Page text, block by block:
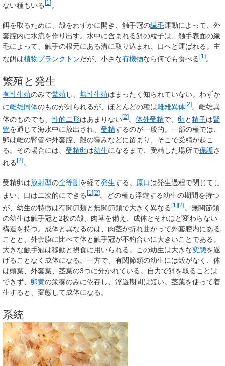
ない種もいる [1 ] 。
餌を取るために、殻をわずかに開き、触手冠の繊毛運動によって、外
套腔内に水流を作り出す。水中に含まれる餌の粒子は、触手表面の繊
毛によって、触手の根元にある溝に取り込まれ、口へと運ばれる。主
な餌は植物プランクトンだが、小さな有機物なら何でも食べる[1 ]。
繁殖と発生
有性生殖のみで繁殖 し、 無性生殖はまったく知られていない。わずか
に雌雄同体のものが知られるが、ほとんどの種は雌雄異体[2]。雌雄異
体のものでも、性的二形はあまりない[2] 体外受精で、 卵 と精子は腎
管を通じて海水中に放出され、 受精するのが一般的。一部の種では、
卵は雌の腎管や外套腔、殻の窪みなどに留まり、そこで受精が起こ
る。その場合には、 受精卵は幼生になるまで、受精した場所で保護さ
れる [2] 。
受精卵は放射型の全等割 を経て発生する。 原口は発生過程で閉じてし
まい、口は二次的にできる [1 ][2] 。どの種も浮遊する幼生の期間を持つ
が、幼生の特徴は有関節類と無関節類で大きく異なる [1 ][2] 。無関節類
の幼生は触手冠と2枚の殻、肉茎を備え、成体とそれほど変わらない
構造を持つ。成体と異なるのは、肉茎が折れ曲がって外套腔内にある
ことと、外套膜に比べて体と触手冠が不釣合いに大きいことである。
大きな触手冠は移動と摂食に用いられる。この幼生は大きな変態を遂
げることなく成体になる。一方で、有関節類の幼生には殻がなく、体
は頭葉、外套葉、茎葉の3つに分かれている。自力で餌を取ることは
できず、 卵黄の栄養のみに依存し、浮遊期間は短い。茎葉を使って着
生すると、変態して成体になる。
系統